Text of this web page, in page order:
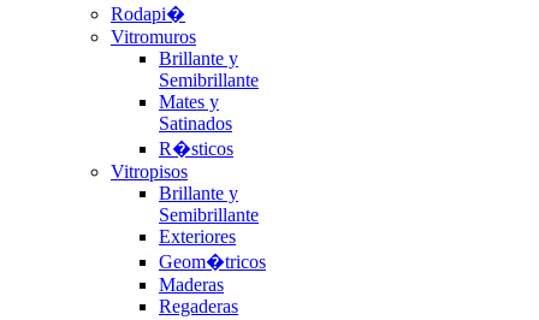
Rodapi�
Vitromuros
Brillante y
Semibrillante
Mates y
Satinados
R�sticos
Vitropisos
Brillante y
Semibrillante
Exteriores
Geom�tricos
Maderas
Regaderas